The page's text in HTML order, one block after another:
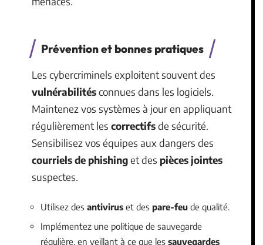
Prévention et bonnes pratiques
Les cybercriminels exploitent souvent des
vulnérabilitésconnues dans les logiciels.
Maintenez vos systèmes à jour en appliquant
régulièrement les correctifsde sécurité.
Sensibilisez vos équipes aux dangers des
courriels de phishinget des pièces jointes
suspectes.
Utilisez des antivirus et des pare-feu de qualité.
Implémentez une politique de sauvegarde
régulière, en veillant à ce que les sauvegardes